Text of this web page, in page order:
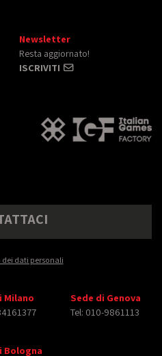
Newsletter
Resta aggiornato!
ISCRIVITI
dati personali
Milano
Sede di Genova
Tel: 010-9861113
Bologna